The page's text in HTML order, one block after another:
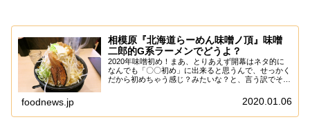
相模原『北海道らーめん味噌ノ頂』味噌
二郎的G系ラーメンでどうよ？
2020年味噌初め！まあ、とりあえず開幕はネタ的に
なんでも「〇〇初め」に出来ると思うんで、せっかく
だから初めちゃう感じ？みたいな？と、言う訳でそこ
ラーメンを食べたもんかと3秒考えた結果、あえて...
foodnews.jp 2020.01.06